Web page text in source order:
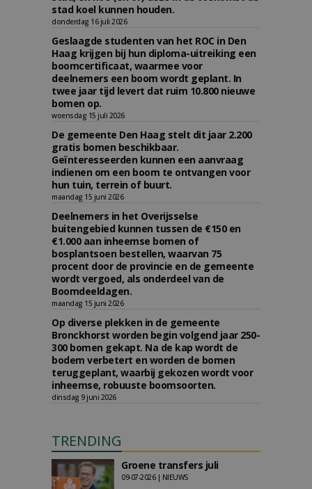
stad koel kunnen houden.
donderdag 16 juli 2026
Geslaagde studenten van het ROC in Den
Haag krijgen bij hun diploma-uitreiking een
boomcertificaat, waarmee voor
deelnemers een boom wordt geplant. In
twee jaar tijd levert dat ruim 10.800 nieuwe
bomen op.
woensdag 15 juli 2026
De gemeente Den Haag stelt dit jaar 2.200
gratis bomen beschikbaar.
Geïnteresseerden kunnen een aanvraag
indienen om een boom te ontvangen voor
hun tuin, terrein of buurt.
maandag 15 juni 2026
Deelnemers in het Overijsselse
buitengebied kunnen tussen de €150 en
€1.000 aan inheemse bomen of
bosplantsoen bestellen, waarvan 75
procent door de provincie en de gemeente
wordt vergoed, als onderdeel van de
Boomdeeldagen.
maandag 15 juni 2026
Op diverse plekken in de gemeente
Bronckhorst worden begin volgend jaar 250-
300 bomen gekapt. Na de kap wordt de
bodem verbetert en worden de bomen
teruggeplant, waarbij gekozen wordt voor
inheemse, robuuste boomsoorten.
dinsdag 9 juni 2026
TRENDING
Groene transfers juli
09-07-2026 | NIEUWS